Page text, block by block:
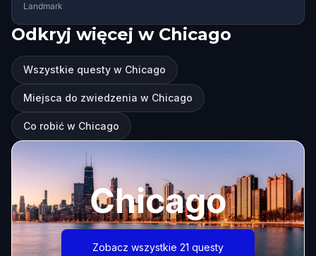
Landmark
Odkryj więcej w Chicago
Wszystkie questy w Chicago
Miejsca do zwiedzenia w Chicago
Co robić w Chicago
Chicago
Zobacz wszystkie 21 questy